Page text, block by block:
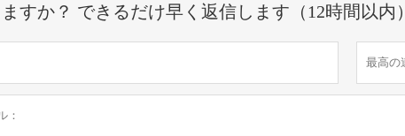
すか？ できるだけ早く返信します（12時間以内）